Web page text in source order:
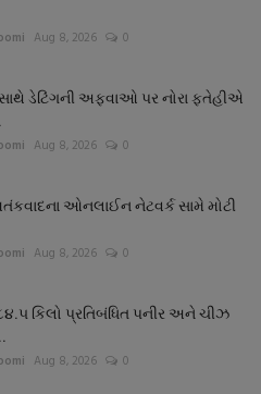
Aug 8, 2026 0
ડેટિંગની અફવાઓ પર નોરા ફતેહીએ
Aug 8, 2026 0
ઓનલાઈન નેટવર્ક સામે મોટી
Aug 8, 2026 0
કિલો પ્રતિબંધિત પનીર અને ચીઝ
Aug 8, 2026 0